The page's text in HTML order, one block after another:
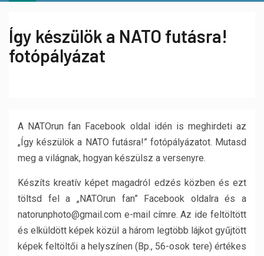
Így készülök a NATO futásra!
fotópályázat
A NATOrun fan Facebook oldal idén is meghirdeti az
„Így készülök a NATO futásra!” fotópályázatot. Mutasd
meg a világnak, hogyan készülsz a versenyre.
Készíts kreatív képet magadról edzés közben és ezt
töltsd fel a „NATOrun fan” Facebook oldalra és a
natorunphoto@gmail.com e-mail címre. Az ide feltöltött
és elküldött képek közül a három legtöbb lájkot gyűjtött
képek feltöltői a helyszínen (Bp., 56-osok tere) értékes